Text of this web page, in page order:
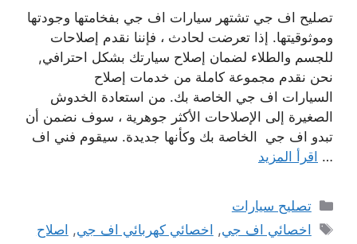
تصليح اف جي تشتهر سيارات اف جي بفخامتها وجودتها
وموثوقيتها. إذا تعرضت لحادث ، فإننا نقدم إصلاحات
للجسم والطلاء لضمان إصلاح سيارتك بشكل احترافي,
نحن نقدم مجموعة كاملة من خدمات إصلاح
السيارات اف جي الخاصة بك. من استعادة الخدوش
الصغيرة إلى الإصلاحات الأكثر جوهرية ، سوف نضمن أن
تبدو اف جي الخاصة بك وكأنها جديدة. سيقوم فني اف
… اقرأ المزيد
التصنيفات
تصليح سيارات
الوسوم
اخصائي اف جي, اخصائي كهربائي اف جي, اصلاح